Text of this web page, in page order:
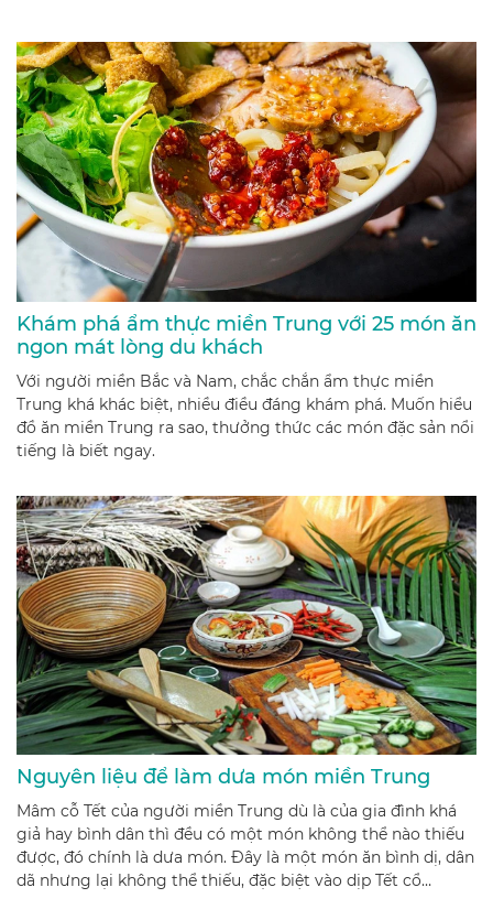
Khám phá ẩm thực miền Trung với 25 món ăn
ngon mát lòng du khách
Với người miền Bắc và Nam, chắc chắn ẩm thực miền
Trung khá khác biệt, nhiều điều đáng khám phá. Muốn hiểu
đồ ăn miền Trung ra sao, thưởng thức các món đặc sản nổi
tiếng là biết ngay.
Nguyên liệu để làm dưa món miền Trung
Mâm cỗ Tết của người miền Trung dù là của gia đình khá
giả hay bình dân thì đều có một món không thể nào thiếu
được, đó chính là dưa món. Đây là một món ăn bình dị, dân
dã nhưng lại không thể thiếu, đặc biệt vào dịp Tết cổ